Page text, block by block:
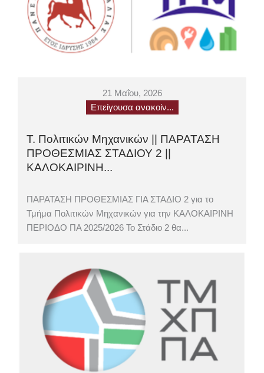
21 Μαΐου, 2026
Επείγουσα ανακοίν...
Τ. Πολιτικών Μηχανικών || ΠΑΡΑΤΑΣΗ
ΠΡΟΘΕΣΜΙΑΣ ΣΤΑΔΙΟΥ 2 ||
ΚΑΛΟΚΑΙΡΙΝΗ...
ΠΑΡΑΤΑΣΗ ΠΡΟΘΕΣΜΙΑΣ ΓΙΑ ΣΤΑΔΙΟ 2 για το
Τμήμα Πολιτικών Μηχανικών για την ΚΑΛΟΚΑΙΡΙΝΗ
ΠΕΡΙΟΔΟ ΠΑ 2025/2026 Το Στάδιο 2 θα...